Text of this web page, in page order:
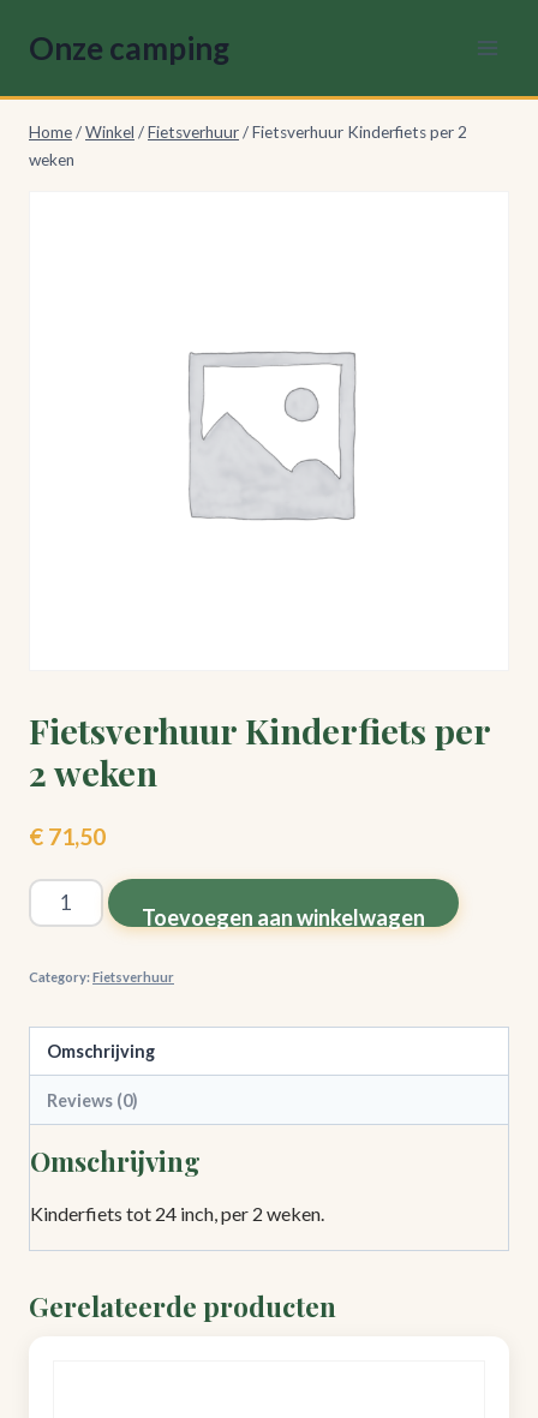
naarOnze camping
Home/Winkel /Fietsverhuur/Fietsverhuur Kinderfiets per 2
weken
Fietsverhuur Kinderfiets per
2 weken
€ 71,50
Fietsverhuur
Kinderfiets
weken
quantity
Toevoegen aan winkelwagen
Category:Fietsverhuur
Omschrijving
Reviews (0)
Omschrijving
Kinderfiets tot 24 inch, per 2 weken.
Gerelateerde producten